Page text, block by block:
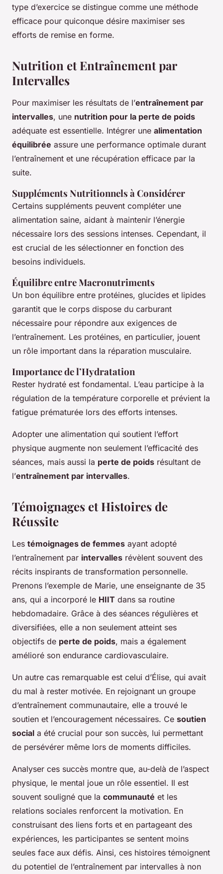
type d’exercice se distingue comme une méthode
efficace pour quiconque désire maximiser ses
efforts de remise en forme.
Nutrition et Entraînement par
Intervalles
Pour maximiser les résultats de l’entraînement par
intervalles, une nutrition pour la perte de poids
adéquate est essentielle. Intégrer une alimentation
équilibrée assure une performance optimale durant
l’entraînement et une récupération efficace par la
suite.
Suppléments Nutritionnels à Considérer
Certains suppléments peuvent compléter une
alimentation saine, aidant à maintenir l’énergie
nécessaire lors des sessions intenses. Cependant, il
est crucial de les sélectionner en fonction des
besoins individuels.
Équilibre entre Macronutriments
Un bon équilibre entre protéines, glucides et lipides
garantit que le corps dispose du carburant
nécessaire pour répondre aux exigences de
l’entraînement. Les protéines, en particulier, jouent
un rôle important dans la réparation musculaire.
Importance de l’Hydratation
Rester hydraté est fondamental. L’eau participe à la
régulation de la température corporelle et prévient la
fatigue prématurée lors des efforts intenses.
Adopter une alimentation qui soutient l’effort
physique augmente non seulement l’efficacité des
séances, mais aussi la perte de poids résultant de
l’entraînement par intervalles.
Témoignages et Histoires de
Réussite
Les témoignages de femmes ayant adopté
l’entraînement par intervalles révèlent souvent des
récits inspirants de transformation personnelle.
Prenons l’exemple de Marie, une enseignante de 35
ans, qui a incorporé le HIIT dans sa routine
hebdomadaire. Grâce à des séances régulières et
diversifiées, elle a non seulement atteint ses
objectifs de perte de poids, mais a également
amélioré son endurance cardiovasculaire.
Un autre cas remarquable est celui d’Élise, qui avait
du mal à rester motivée. En rejoignant un groupe
d’entraînement communautaire, elle a trouvé le
soutien et l’encouragement nécessaires. Ce soutien
social a été crucial pour son succès, lui permettant
de persévérer même lors de moments difficiles.
Analyser ces succès montre que, au-delà de l’aspect
physique, le mental joue un rôle essentiel. Il est
souvent souligné que la communauté et les
relations sociales renforcent la motivation. En
construisant des liens forts et en partageant des
expériences, les participantes se sentent moins
seules face aux défis. Ainsi, ces histoires témoignent
du potentiel de l’entraînement par intervalles à non